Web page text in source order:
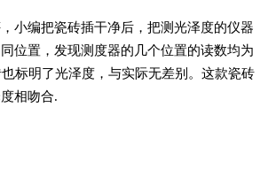
编把瓷砖插干净后，把测光泽度的仪器
位置，发现测度器的几个位置的读数均为
标明了光泽度，与实际无差别。这款瓷砖
相吻合.